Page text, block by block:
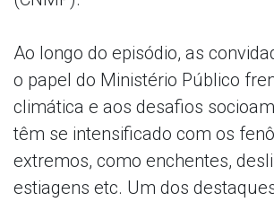
Ao longo do episódio, as
o papel do Ministério Público
climática e aos desafios
têm se intensificado com os
extremos, como enchentes,
estiagens etc. Um dos